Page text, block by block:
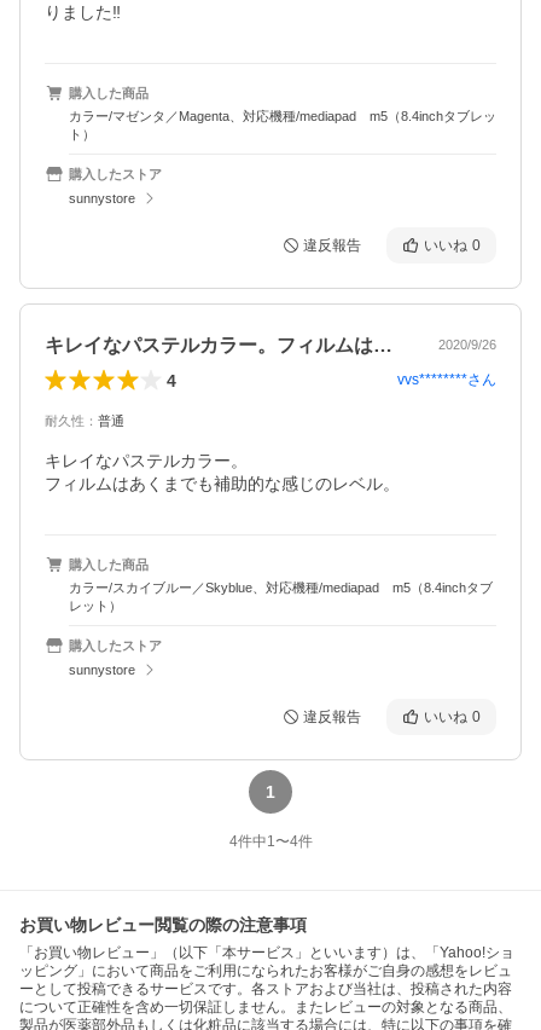
りました‼︎
購入した商品
カラー/マゼンタ／Magenta、対応機種/mediapad m5（8.4inchタブレッ
ト）
購入したストア
sunnystore
違反報告 いいね 0
キレイなパステルカラー。フィルムはあく… 2020/9/26
4 vvs********さん
耐久性 ： 普通
キレイなパステルカラー。
フィルムはあくまでも補助的な感じのレベル。
購入した商品
カラー/スカイブルー／Skyblue、対応機種/mediapad m5（8.4inchタブ
レット）
購入したストア
sunnystore
違反報告 いいね 0
1
4件中1〜4件
お買い物レビュー閲覧の際の注意事項
「お買い物レビュー」（以下「本サービス」といいます）は、「Yahoo!ショ
ッピング」において商品をご利用になられたお客様がご自身の感想をレビュ
ーとして投稿できるサービスです。各ストアおよび当社は、投稿された内容
について正確性を含め一切保証しません。またレビューの対象となる商品、
製品が医薬部外品もしくは化粧品に該当する場合には、特に以下の事項を確